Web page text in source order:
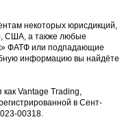
некоторых юрисдикций,
США, а также любые
ФАТФ или подпадающие
информацию вы найдёте
Vantage Trading,
в Сент-
00318.